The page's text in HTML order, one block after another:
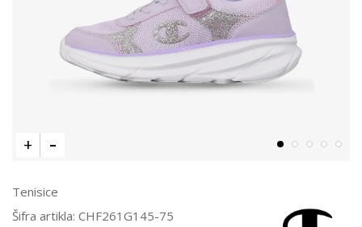
Tenisice
Šifra artikla: CHF261G145-75